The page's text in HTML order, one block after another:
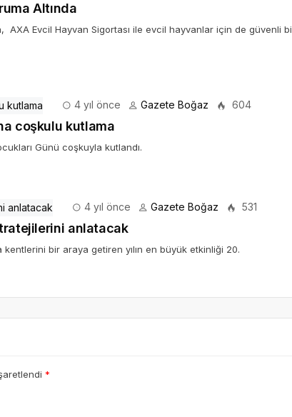
Altında
AXA Evcil Hayvan Sigortası ile evcil hayvanlar için de güvenli
4 yıl önce Gazete Boğaz 604
coşkulu kutlama
Günü coşkuyla kutlandı.
4 yıl önce Gazete Boğaz 531
anlatacak
bir araya getiren yılın en büyük etkinliği 20.
*